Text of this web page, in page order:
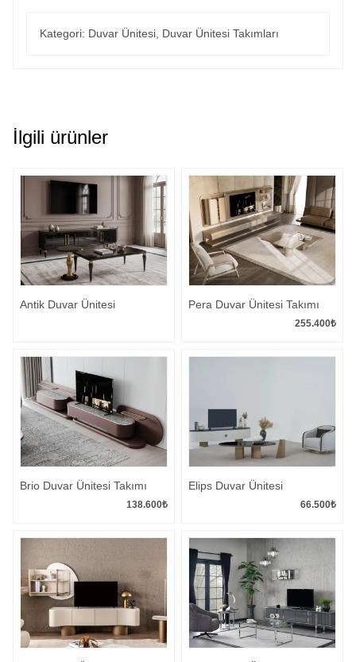
Kategori: Duvar Ünitesi Duvar Ünitesi Takımları
İlgili ürünler
Antik Duvar Ünitesi Pera Duvar Ünitesi Takımı
255.400₺
Brio Duvar Ünitesi Takımı
138.600₺
Elips Duvar Ünitesi
66.500₺